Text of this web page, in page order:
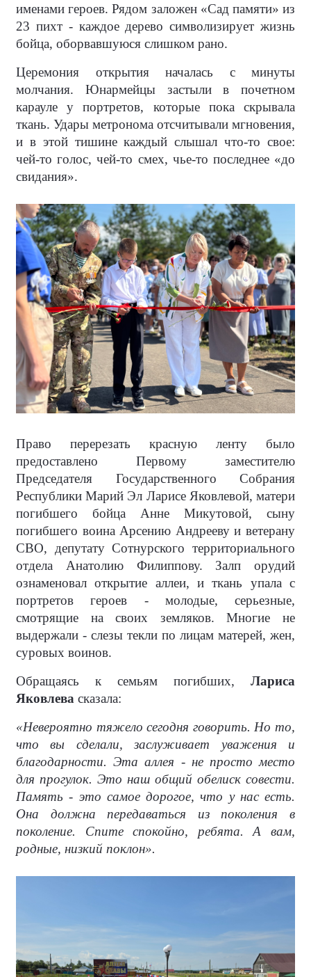
именами героев. Рядом заложен «Сад памяти» из
23 пихт - каждое дерево символизирует жизнь
бойца, оборвавшуюся слишком рано.
Церемония открытия началась с минуты
молчания. Юнармейцы застыли в почетном
карауле у портретов, которые пока скрывала
ткань. Удары метронома отсчитывали мгновения,
и в этой тишине каждый слышал что-то свое:
чей-то голос, чей-то смех, чье-то последнее «до
свидания».
Право перерезать красную ленту было
предоставлено Первому заместителю
Председателя Государственного Собрания
Республики Марий Эл Ларисе Яковлевой, матери
погибшего бойца Анне Микутовой, сыну
погибшего воина Арсению Андрееву и ветерану
СВО, депутату Сотнурского территориального
отдела Анатолию Филиппову. Залп орудий
ознаменовал открытие аллеи, и ткань упала с
портретов героев - молодые, серьезные,
смотрящие на своих земляков. Многие не
выдержали - слезы текли по лицам матерей, жен,
суровых воинов.
Обращаясь к семьям погибших, Лариса
Яковлева сказала:
«Невероятно тяжело сегодня говорить. Но то,
что вы сделали, заслуживает уважения и
благодарности. Эта аллея - не просто место
для прогулок. Это наш общий обелиск совести.
Память - это самое дорогое, что у нас есть.
Она должна передаваться из поколения в
поколение. Спите спокойно, ребята. А вам,
родные, низкий поклон».